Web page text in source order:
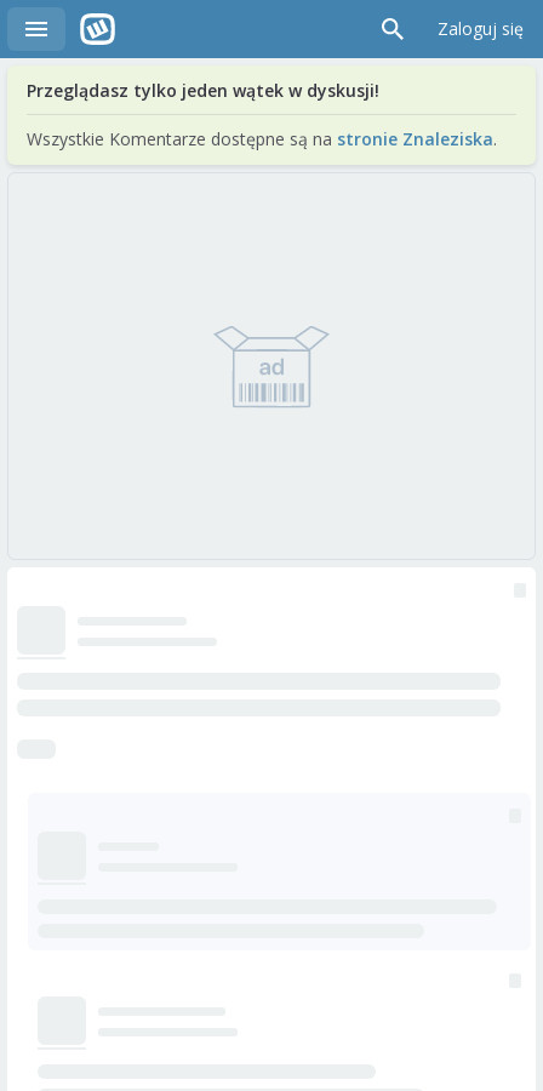
Zaloguj się
Przeglądasz tylko jeden wątek w dyskusji!
Wszystkie Komentarze dostępne są na stronie Znaleziska.